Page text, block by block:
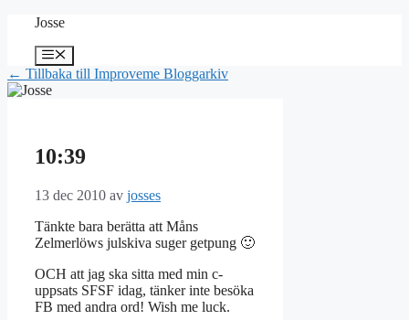
Hoppa
innehåll
Josse
Meny
← Tillbaka till Improveme Bloggarkiv
10:39
13 dec 2010 av josses
Tänkte bara berätta att Måns
Zelmerlöws julskiva suger getpung 🙂
OCH att jag ska sitta med min c-
uppsats SFSF idag, tänker inte besöka
FB med andra ord! Wish me luck.